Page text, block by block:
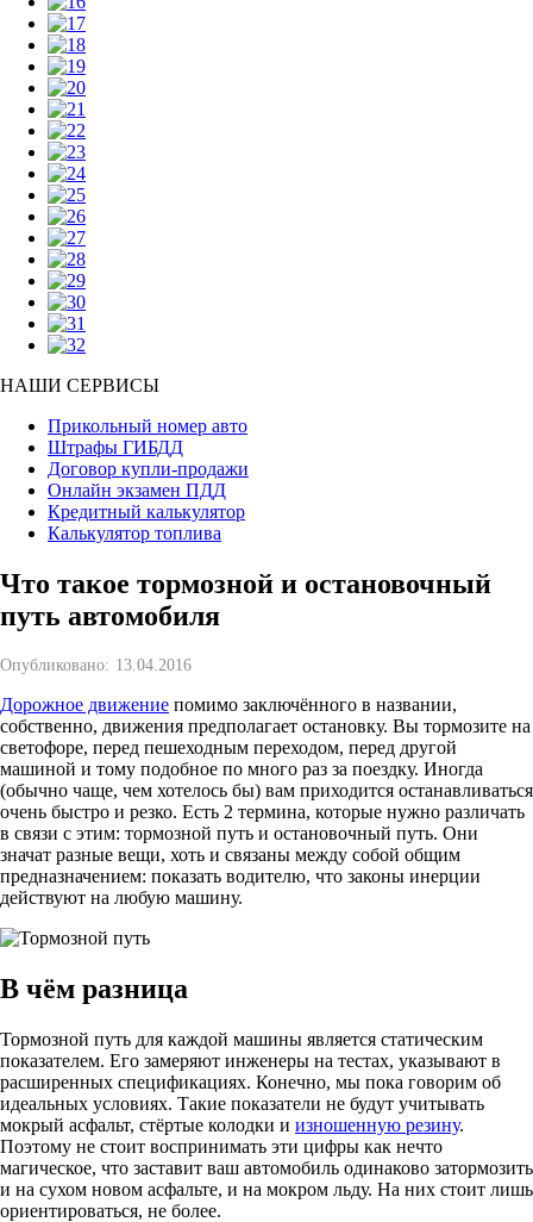
НАШИ СЕРВИСЫ
Прикольный номер авто
Штрафы ГИБДД
Договор купли-продажи
Онлайн экзамен ПДД
Кредитный калькулятор
Калькулятор топлива
Что такое тормозной и остановочный
путь автомобиля
Опубликовано: 13.04.2016
Дорожное движение помимо заключённого в названии,
собственно, движения предполагает остановку. Вы тормозите на
светофоре, перед пешеходным переходом, перед другой
машиной и тому подобное по много раз за поездку. Иногда
(обычно чаще, чем хотелось бы) вам приходится останавливаться
очень быстро и резко. Есть 2 термина, которые нужно различать
в связи с этим: тормозной путь и остановочный путь. Они
значат разные вещи, хоть и связаны между собой общим
предназначением: показать водителю, что законы инерции
действуют на любую машину.
В чём разница
Тормозной путь для каждой машины является статическим
показателем. Его замеряют инженеры на тестах, указывают в
расширенных спецификациях. Конечно, мы пока говорим об
идеальных условиях. Такие показатели не будут учитывать
мокрый асфальт, стёртые колодки и изношенную резину.
Поэтому не стоит воспринимать эти цифры как нечто
магическое, что заставит ваш автомобиль одинаково затормозить
и на сухом новом асфальте, и на мокром льду. На них стоит лишь
ориентироваться, не более.